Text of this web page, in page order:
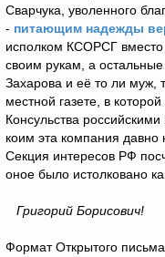
Сварчука, уволенного
- питающим надежды
исполком КСОРСГ вместо
своим рукам, а
Захарова и её то ли муж,
местной газете, в
Консульства
коим эта компания давно
Секция интересов РФ
оное было истолковано
Григорий Борисович!
Формат Открытого